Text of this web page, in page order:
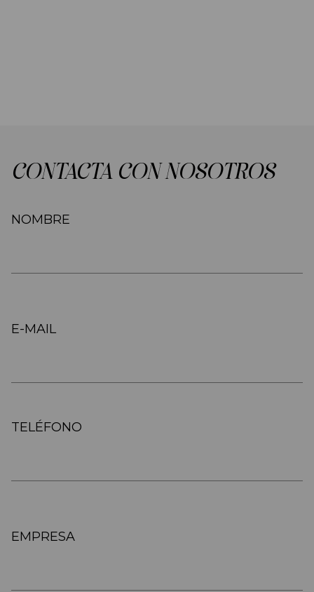
CONTACTA CON NOSOTROS
NOMBRE
E-MAIL
TELÉFONO
EMPRESA